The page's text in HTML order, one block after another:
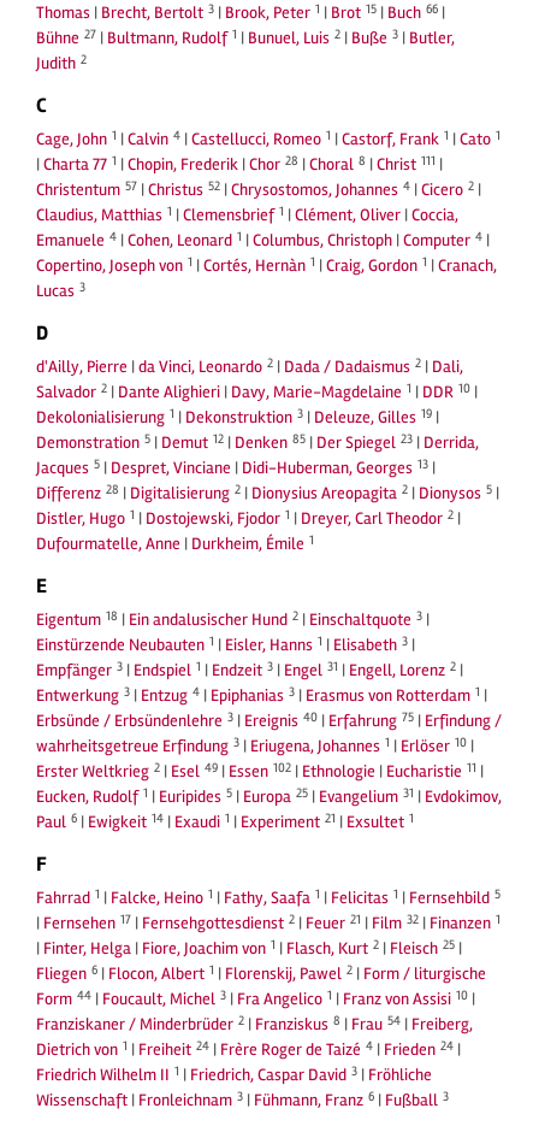
Thomas | Brecht, Bertolt 3 | Brook, Peter 1 | Brot 15 | Buch 66 |
Bühne 27 | Bultmann, Rudolf 1 | Bunuel, Luis 2 | Buße 3 | Butler,
Judith 2
C
Cage, John 1 |Calvin 4 |Castellucci, Romeo 1 |Castorf, Frank 1 |Cato 1
|Charta 77 1 |Chopin, Frederik |Chor 28 |Choral 8 |Christ 111 |
Christentum 57 |Christus 52 |Chrysostomos, Johannes 4 |Cicero 2 |
Claudius, Matthias 1 |Clemensbrief 1 |Clément, Oliver |Coccia,
Emanuele 4 |Cohen, Leonard 1 |Columbus, Christoph |Computer 4 |
Copertino, Joseph von 1 |Cortés, Hernàn 1 |Craig, Gordon 1 |Cranach,
Lucas 3
D
d'Ailly, Pierre |da Vinci, Leonardo 2 | Dada / Dadaismus 2 | Dali,
Salvador 2 | Dante Alighieri | Davy, Marie-Magdelaine 1 | DDR 10 |
Dekolonialisierung 1 | Dekonstruktion 3 | Deleuze, Gilles 19 |
Demonstration 5 | Demut 12 | Denken 85 | Der Spiegel 23 | Derrida,
Jacques 5 | Despret, Vinciane | Didi-Huberman, Georges 13 |
Differenz 28 | Digitalisierung 2 | Dionysius Areopagita 2 | Dionysos 5 |
Distler, Hugo 1 | Dostojewski, Fjodor 1 | Dreyer, Carl Theodor 2 |
Dufourmatelle, Anne | Durkheim, Émile 1
E
Eigentum 18 | Ein andalusischer Hund 2 | Einschaltquote 3 |
Einstürzende Neubauten 1 | Eisler, Hanns 1 | Elisabeth 3 |
Empfänger 3 | Endspiel 1 | Endzeit 3 | Engel 31 | Engell, Lorenz 2 |
Entwerkung 3 | Entzug 4 | Epiphanias 3 | Erasmus von Rotterdam 1 |
Erbsünde / Erbsündenlehre 3 | Ereignis 40 | Erfahrung 75 | Erfindung /
wahrheitsgetreue Erfindung 3 | Eriugena, Johannes 1 | Erlöser 10 |
Erster Weltkrieg 2 | Esel 49 | Essen 102 | Ethnologie | Eucharistie 11 |
Eucken, Rudolf 1 | Euripides 5 | Europa 25 | Evangelium 31 | Evdokimov,
Paul 6 | Ewigkeit 14 | Exaudi 1 | Experiment 21 | Exsultet 1
F
Fahrrad 1 | Falcke, Heino 1 | Fathy, Saafa 1 | Felicitas 1 | Fernsehbild 5
| Fernsehen 17 | Fernsehgottesdienst 2 | Feuer 21 | Film 32 | Finanzen 1
| Finter, Helga | Fiore, Joachim von 1 | Flasch, Kurt 2 | Fleisch 25 |
Fliegen 6 | Flocon, Albert 1 | Florenskij, Pawel 2 | Form / liturgische
Form 44 | Foucault, Michel 3 | Fra Angelico 1 | Franz von Assisi 10 |
Franziskaner / Minderbrüder 2 | Franziskus 8 | Frau 54 | Freiberg,
Dietrich von 1 | Freiheit 24 | Frère Roger de Taizé 4 | Frieden 24 |
Friedrich Wilhelm II 1 | Friedrich, Caspar David 3 | Fröhliche
Wissenschaft | Fronleichnam 3 | Fühmann, Franz 6 | Fußball 3